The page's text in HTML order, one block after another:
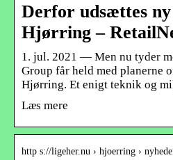
Derfor udsættes
Hjørring –
1. jul. 2021 — Men nu tyder
Group får held med planerne
Hjørring. Et enigt teknik og
Læs mere
http s://ligeher.nu › hjoerring ›